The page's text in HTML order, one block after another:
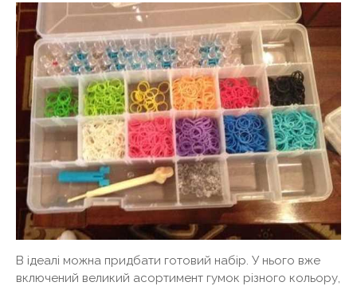
В ідеалі можна придбати готовий набір. У нього вже
включений великий асортимент гумок різного кольору,